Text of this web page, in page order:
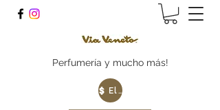
Perfumería y mucho más!
Elige tu Moneda